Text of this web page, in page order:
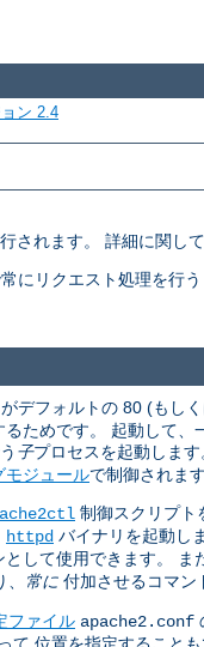
ン 2.4
されます。 詳細に関し
にリクエスト処理を行
がデフォルトの 80 (もし
ためです。 起動して
子プロセスを起動しま
モジュールで制御されます
制御スクリプト
httpd バイナリを起動し
して使用できます。 ま
常に 付加させるコマン
ファイル apache2.conf
て 位置を指定すること